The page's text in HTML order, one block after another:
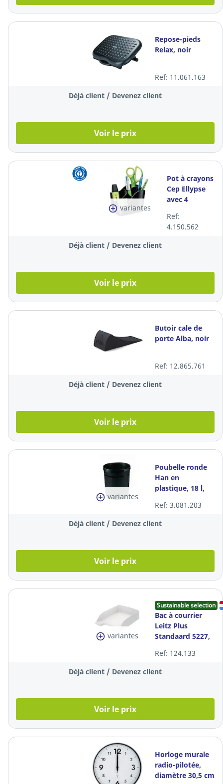
Repose-pieds
Relax, noir
Ref: 11.061.163
Déjà client / Devenez client
Voir le prix
variantes
Pot à crayons
Cep Ellypse
avec 4
noir
Ref:
4.150.562
Déjà client / Devenez client
Voir le prix
Butoir cale de
porte Alba, noir
Ref: 12.865.761
Déjà client / Devenez client
Voir le prix
variantes
Poubelle ronde
Han en
plastique, 18 l,
Ref: 3.081.203
Déjà client / Devenez client
Voir le prix
variantes
Sustainable selection
Bac à courrier
Leitz Plus
Standaard 5227,
Ref: 124.133
Déjà client / Devenez client
Voir le prix
Horloge murale
radio-pilotée,
diamètre 30,5 cm